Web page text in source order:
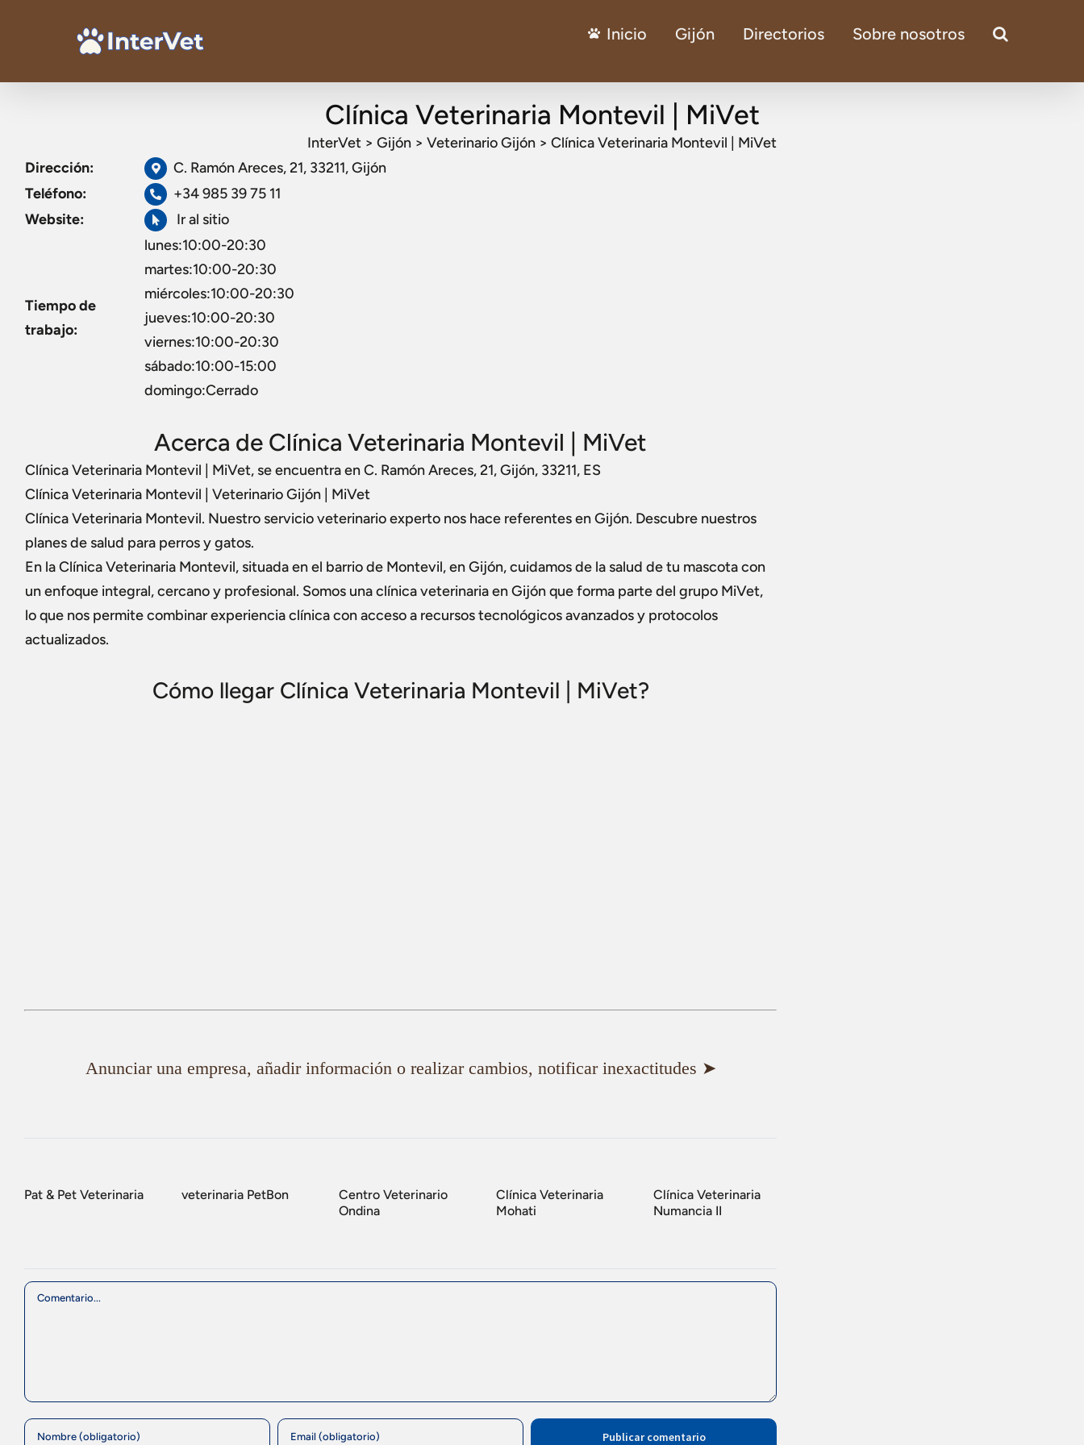
Inicio Gijón Directorios Sobre nosotros
Clínica Veterinaria Montevil | MiVet
InterVet > Gijón > Veterinario Gijón > Clínica Veterinaria Montevil | MiVet
Dirección:
C. Ramón Areces, 21, 33211, Gijón
Teléfono:
+34 985 39 75 11
Website:
Ir al sitio
Tiempo de
trabajo:
lunes:10:00-20:30
martes:10:00-20:30
miércoles:10:00-20:30
jueves:10:00-20:30
viernes:10:00-20:30
sábado:10:00-15:00
domingo:Cerrado
Acerca de Clínica Veterinaria Montevil | MiVet
Clínica Veterinaria Montevil | MiVet, se encuentra en C. Ramón Areces, 21, Gijón, 33211, ES
Clínica Veterinaria Montevil | Veterinario Gijón | MiVet
Clínica Veterinaria Montevil. Nuestro servicio veterinario experto nos hace referentes en Gijón. Descubre nuestros
planes de salud para perros y gatos.
En la Clínica Veterinaria Montevil, situada en el barrio de Montevil, en Gijón, cuidamos de la salud de tu mascota con
un enfoque integral, cercano y profesional. Somos una clínica veterinaria en Gijón que forma parte del grupo MiVet,
lo que nos permite combinar experiencia clínica con acceso a recursos tecnológicos avanzados y protocolos
actualizados.
Cómo llegar Clínica Veterinaria Montevil | MiVet?
Anunciar una empresa, añadir información o realizar cambios, notificar inexactitudes ➤
Pat & Pet Veterinaria veterinaria PetBon
Centro Veterinario
Ondina
Clínica Veterinaria
Mohati
Clínica Veterinaria
Numancia II
Comment